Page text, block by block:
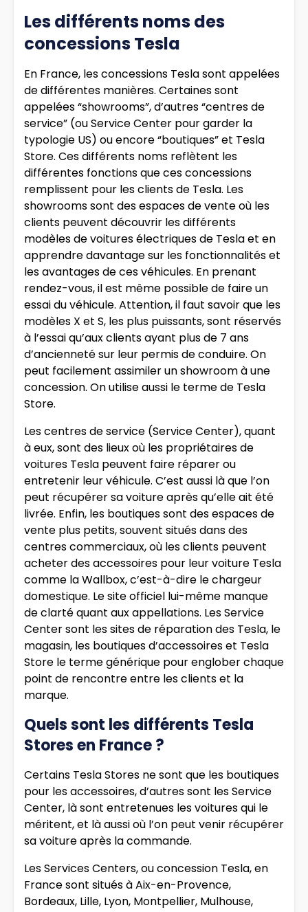
Les différents noms des
concessions Tesla
En France, les concessions Tesla sont appelées
de différentes manières. Certaines sont
appelées “showrooms”, d’autres “centres de
service” (ou Service Center pour garder la
typologie US) ou encore “boutiques” et Tesla
Store. Ces différents noms reflètent les
différentes fonctions que ces concessions
remplissent pour les clients de Tesla. Les
showrooms sont des espaces de vente où les
clients peuvent découvrir les différents
modèles de voitures électriques de Tesla et en
apprendre davantage sur les fonctionnalités et
les avantages de ces véhicules. En prenant
rendez-vous, il est même possible de faire un
essai du véhicule. Attention, il faut savoir que les
modèles X et S, les plus puissants, sont réservés
à l’essai qu’aux clients ayant plus de 7 ans
d’ancienneté sur leur permis de conduire. On
peut facilement assimiler un showroom à une
concession. On utilise aussi le terme de Tesla
Store.
Les centres de service (Service Center), quant
à eux, sont des lieux où les propriétaires de
voitures Tesla peuvent faire réparer ou
entretenir leur véhicule. C’est aussi là que l’on
peut récupérer sa voiture après qu’elle ait été
livrée. Enfin, les boutiques sont des espaces de
vente plus petits, souvent situés dans des
centres commerciaux, où les clients peuvent
acheter des accessoires pour leur voiture Tesla
comme la Wallbox, c’est-à-dire le chargeur
domestique. Le site officiel lui-même manque
de clarté quant aux appellations. Les Service
Center sont les sites de réparation des Tesla, le
magasin, les boutiques d’accessoires et Tesla
Store le terme générique pour englober chaque
point de rencontre entre les clients et la
marque.
Quels sont les différents Tesla
Stores en France ?
Certains Tesla Stores ne sont que les boutiques
pour les accessoires, d’autres sont les Service
Center, là sont entretenues les voitures qui le
méritent, et là aussi où l’on peut venir récupérer
sa voiture après la commande.
Les Services Centers, ou concession Tesla, en
France sont situés à Aix-en-Provence,
Bordeaux, Lille, Lyon, Montpellier, Mulhouse,